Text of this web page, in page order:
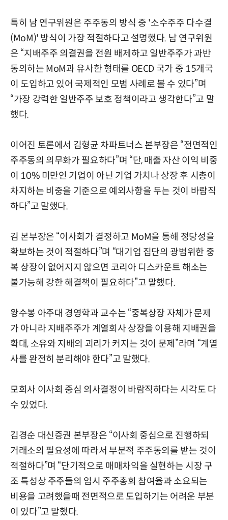
특히 남 연구위원은 주주동의 방식 중 '소수주주 다수결
(MoM)' 방식이 가장 적절하다고 설명했다. 남 연구위원
은 “지배주주 의결권을 전원 배제하고 일반주주가 과반
동의하는 MoM과 유사한 형태를 OECD 국가 중 15개국
이 도입하고 있어 국제적인 모범 사례로 볼 수 있다”며
“가장 강력한 일반주주 보호 정책이라고 생각한다”고 말
했다.
이어진 토론에서 김형균 차파트너스 본부장은 “전면적인
주주동의 의무화가 필요하다”며 “단, 매출 자산 이익 비중
이 10% 미만인 기업이 아닌 기업 가치나 상장 후 시총이
차지하는 비중을 기준으로 예외사항을 두는 것이 바람직
하다”고 말했다.
김 본부장은 “이사회가 결정하고 MoM을 통해 정당성을
확보하는 것이 적절하다”며 “대기업 집단의 광범위한 중
복 상장이 없어지지 않으면 코리아 디스카운트 해소는
불가능해 강한 해결책이 필요하다”고 말했다.
왕수봉 아주대 경영학과 교수는 “중복상장 자체가 문제
가 아니라 지배주주가 계열회사 상장을 이용해 지배권을
확대, 소유와 지배의 괴리가 커지는 것이 문제”라며 “계열
사를 완전히 분리해야 한다”고 말했다.
모회사 이사회 중심 의사결정이 바람직하다는 시각도 다
수 있었다.
김경순 대신증권 본부장은 “이사회 중심으로 진행하되
거래소의 필요성에 따라서 부분적 주주동의를 받는 것이
적절하다”며 “단기적으로 매매차익을 실현하는 시장 구
조 특성상 주주들의 임시 주주총회 참여율과 소요되는
비용을 고려했을때 전면적으로 도입하기는 어려운 부분
이 있다”고 말했다.